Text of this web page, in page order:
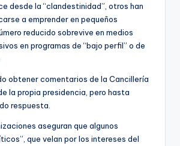
desde la “clandestinidad”, otros han
a emprender en pequeños
reducido sobrevive en medios
en programas de “bajo perfil” o de
obtener comentarios de la Cancillería
la propia presidencia, pero hasta
respuesta.
aseguran que algunos
que velan por los intereses del